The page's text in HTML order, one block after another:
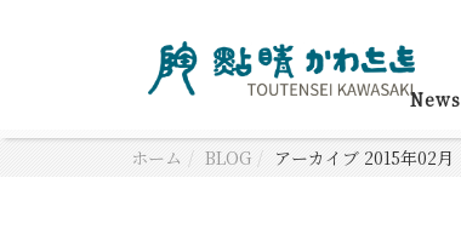
News
ホーム BLOG アーカイブ 2015年02月